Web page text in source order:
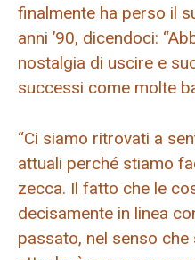
finalmente ha perso il
anni ’90, dicendoci:
nostalgia di uscire e
successi come molte
“Ci siamo ritrovati a
attuali perché stiamo
zecca. Il fatto che le
decisamente in linea
passato, nel senso